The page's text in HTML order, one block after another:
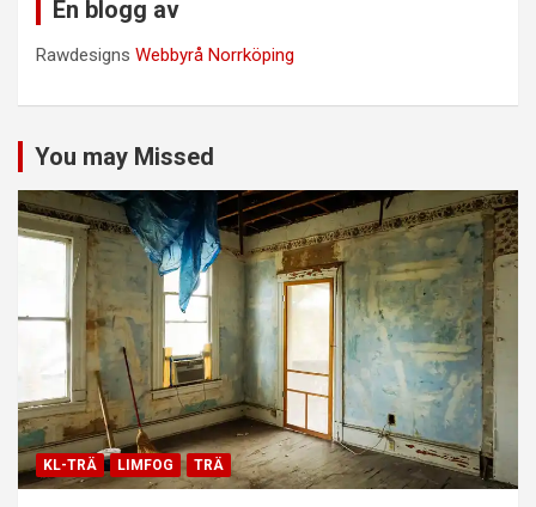
En blogg av
Rawdesigns Webbyrå Norrköping
You may Missed
KL-TRÄ LIMFOG TRÄ